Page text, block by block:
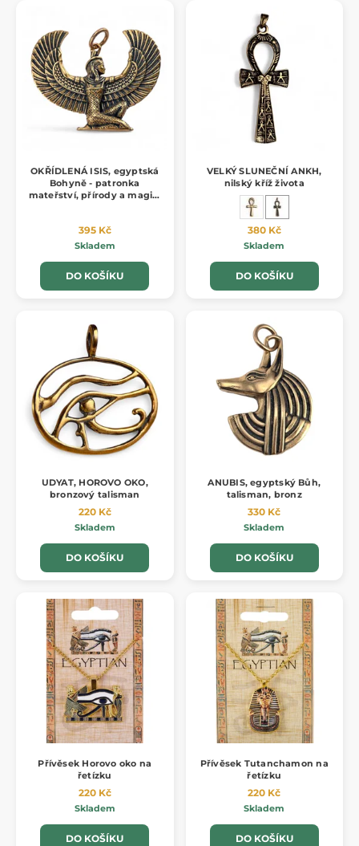
OKŘÍDLENÁ ISIS, egyptská
Bohyně - patronka
mateřství, přírody a magie,
395 Kč
Skladem
DO KOŠÍKU
VELKÝ SLUNEČNÍ ANKH,
nilský kříž života
380 Kč
Skladem
DO KOŠÍKU
UDYAT, HOROVO OKO,
bronzový talisman
220 Kč
Skladem
DO KOŠÍKU
ANUBIS, egyptský Bůh,
talisman, bronz
330 Kč
Skladem
DO KOŠÍKU
Přívěsek Horovo oko na
řetízku
220 Kč
Skladem
DO KOŠÍKU
Přívěsek Tutanchamon na
řetízku
220 Kč
Skladem
DO KOŠÍKU